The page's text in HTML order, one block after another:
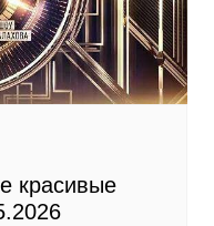
красивые